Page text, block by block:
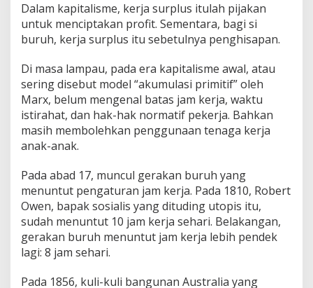
Dalam kapitalisme, kerja surplus itulah pijakan
untuk menciptakan profit. Sementara, bagi si
buruh, kerja surplus itu sebetulnya penghisapan.
Di masa lampau, pada era kapitalisme awal, atau
sering disebut model “akumulasi primitif” oleh
Marx, belum mengenal batas jam kerja, waktu
istirahat, dan hak-hak normatif pekerja. Bahkan
masih membolehkan penggunaan tenaga kerja
anak-anak.
Pada abad 17, muncul gerakan buruh yang
menuntut pengaturan jam kerja. Pada 1810, Robert
Owen, bapak sosialis yang dituding utopis itu,
sudah menuntut 10 jam kerja sehari. Belakangan,
gerakan buruh menuntut jam kerja lebih pendek
lagi: 8 jam sehari.
Pada 1856, kuli-kuli bangunan Australia yang